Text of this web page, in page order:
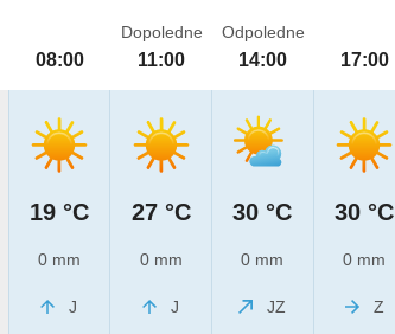
08:00
19 °C
0 mm
J
Dopoledne
11:00
27 °C
0 mm
J
Odpoledne
14:00
30 °C
0 mm
JZ
17:00
30 °C
0 mm
Z